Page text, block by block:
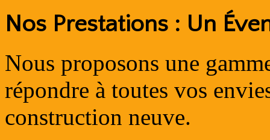
Nos Prestations : Un
Nous proposons une
répondre à toutes vos
construction neuve.